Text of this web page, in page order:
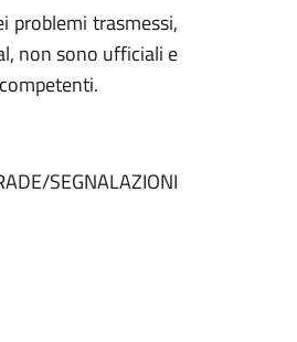
problemi trasmessi,
non sono ufficiali e
SEGNALAZIONI